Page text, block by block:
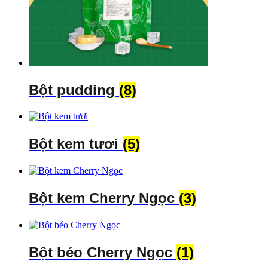
Bột pudding (8)
Bột kem tươi (5)
Bột kem Cherry Ngọc (3)
Bột béo Cherry Ngọc (1)